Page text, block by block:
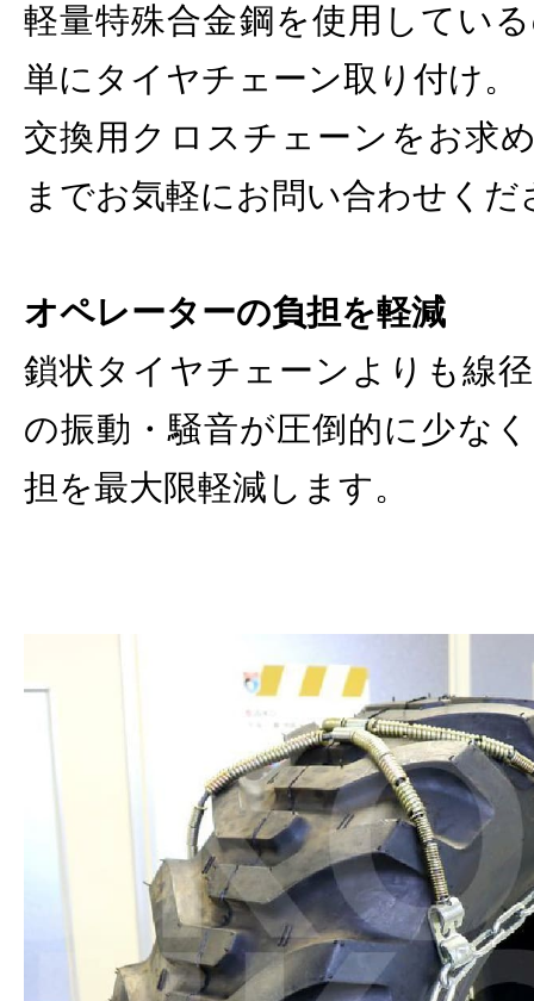
軽量特殊合金鋼を使用してい
単にタイヤチェーン取り付け。
交換用クロスチェーンをお求
までお気軽にお問い合わせくだ
オペレーターの負担を軽減
鎖状タイヤチェーンよりも線
の振動・騒音が圧倒的に少な
担を最大限軽減します。